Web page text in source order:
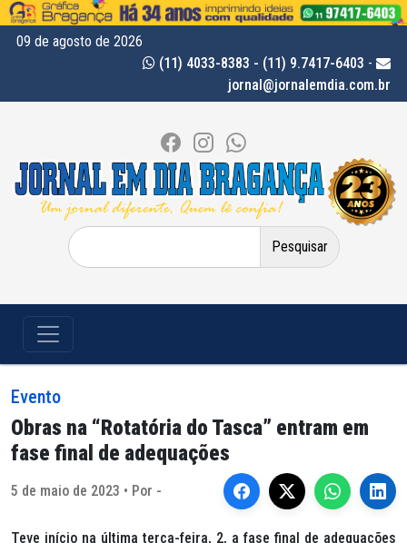
09 de agosto de 2026
(11) 4033-8383 - (11) 9.7417-6403 -
jornal@jornalemdia.com.br
Pesquisar
por:
Evento
Obras na “Rotatória do Tasca” entram em
fase final de adequações
5 de maio de 2023 • Por -
Teve início na última terça-feira, 2, a fase final de adequações